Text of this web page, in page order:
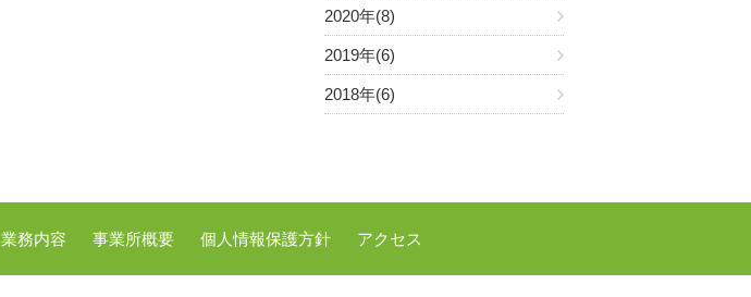
2020年(8)
2019年(6)
2018年(6)
業務内容 事業所概要 個人情報保護方針 アクセス